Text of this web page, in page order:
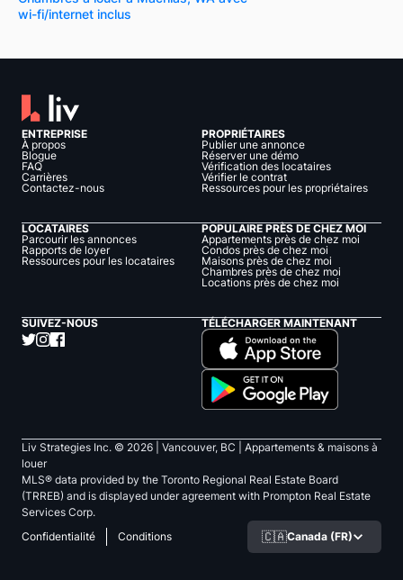
wi-fi/internet inclus
ENTREPRISE
À propos
Blogue
FAQ
Carrières
Contactez-nous
PROPRIÉTAIRES
Publier une annonce
Réserver une démo
Vérification des locataires
Vérifier le contrat
Ressources pour les propriétaires
LOCATAIRES
Parcourir les annonces
Rapports de loyer
Ressources pour les locataires
POPULAIRE PRÈS DE CHEZ MOI
Appartements près de chez moi
Condos près de chez moi
Maisons près de chez moi
Chambres près de chez moi
Locations près de chez moi
SUIVEZ-NOUS TÉLÉCHARGER MAINTENANT
Liv Strategies Inc. © 2026 | Vancouver, BC |
Appartements & maisons à
louer
MLS® data provided by the Toronto Regional Real Estate Board
(TRREB) and is displayed under agreement with Prompton Real Estate
Services Corp.
Confidentialité
Conditions 🇨🇦Canada (FR)